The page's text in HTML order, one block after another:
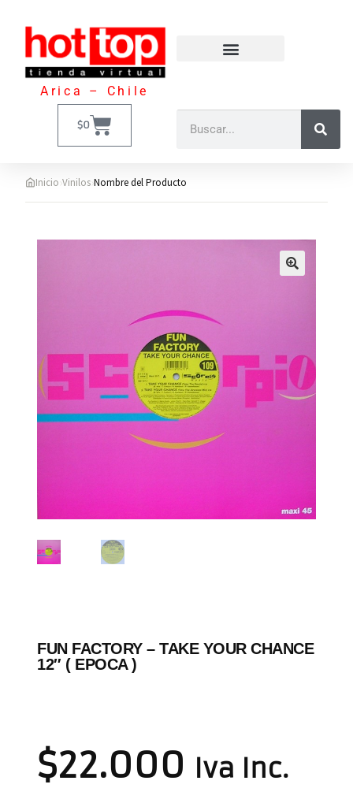
Arica – Chile
$0
Inicio›Vinilos›Nombre del Producto
FUN FACTORY – TAKE YOUR CHANCE
12″ ( EPOCA )
$22.000 Iva Inc.